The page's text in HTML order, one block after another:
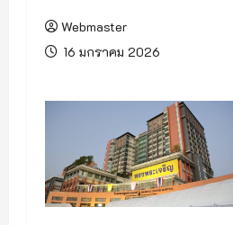
Webmaster
16 มกราคม 2026